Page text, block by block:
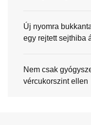
Új nyomra
egy rejtett sejthiba
Nem csak
vércukorszint ellen